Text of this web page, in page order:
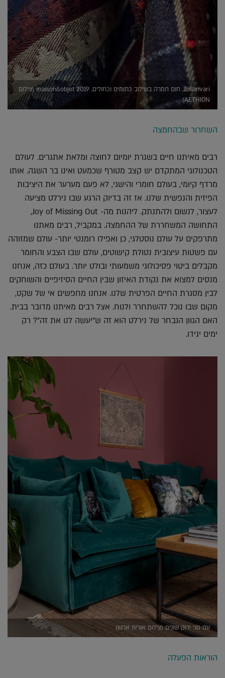
Zollanvari, חום חמרה בשילוב כתומים וכחולים, maison&objet 2019 (צילום
AETHION)
השחרור שבהחמצה
רבים מאיתנו חיים בשגרת יומיום לחוצה ומלאת אתגרים. לעולם
הטכנולוגי המתקדם יש קצב מטורף שכמעט ואינו בר השגה. אותו
מרדף קיומי, בעולם חומרי והישגי, לא פעם מערער את היציבות
הפיזית והנפשית שלנו. אז זה בדיוק הרגע שבו נירלט מציעה
לעצור, לנשום ולהתנתק. ליהנות מה- Joy of Missing Out,
התחושה המשחררת של ההחמצה. במקביל, רבים מאתנו
מתרפקים על עולם נוסטלגי, כן ואפילו רומנטי יותר- עולם שמזוהה
עם פשטות עיצובית נטולת קישוטים, עולם שבו הצבע והחומר
מקבלים ביטוי פסיכולוגי משמעותי ובולט יותר. בעולם כזה, אנחנו
מנסים למצוא את נקודת האיזון שבין החיים הסיזיפיים והשוחקים
לבין מסגרת החיים הפרטית שלנו. אנחנו מחפשים אי של שקט,
מקום שבו נוכל להשתחרר ולנוח. אצל רבים מאיתנו מדובר בבית.
האם הגוון הנבחר של נירלט הוא זה ש"יעשה לנו את זה"? רק
ימים יגידו.
עם גוני ירוק שונים (צילום אורית ארנון)
הוראות הפעלה